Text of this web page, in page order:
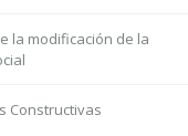
la modificación de la
Constructivas